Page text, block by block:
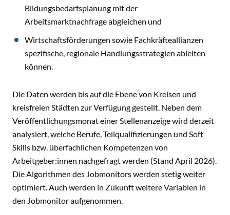
Bildungsbedarfsplanung mit der
Arbeitsmarktnachfrage abgleichen und
Wirtschaftsförderungen sowie Fachkräfteallianzen
spezifische, regionale Handlungsstrategien ableiten
können.
Die Daten werden bis auf die Ebene von Kreisen und
kreisfreien Städten zur Verfügung gestellt. Neben dem
Veröffentlichungsmonat einer Stellenanzeige wird derzeit
analysiert, welche Berufe, Teilqualifizierungen und Soft
Skills bzw. überfachlichen Kompetenzen von
Arbeitgeber:innen nachgefragt werden (Stand April 2026).
Die Algorithmen des Jobmonitors werden stetig weiter
optimiert. Auch werden in Zukunft weitere Variablen in
den Jobmonitor aufgenommen.